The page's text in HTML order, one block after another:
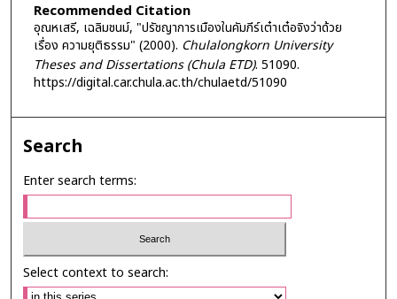
Recommended Citation
อุณหเสรี, เฉลิมชนม์, "ปรัชญาการเมืองในคัมภีร์เต๋าเต๋อจิงว่าด้วย
เรื่อง ความยุติธรรม" (2000). Chulalongkorn University
Theses and Dissertations (Chula ETD). 51090.
https://digital.car.chula.ac.th/chulaetd/51090
Search
Enter search terms:
Select context to search: